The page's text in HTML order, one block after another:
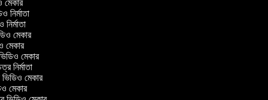
মেকার
নির্মাতা
নির্মাতা
মেকার
মেকার
ভিডিও মেকার
নির্মাতা
ভিডিও মেকার
মেকার